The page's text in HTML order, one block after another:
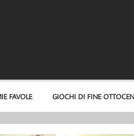
FAVOLE GIOCHI DI FINE